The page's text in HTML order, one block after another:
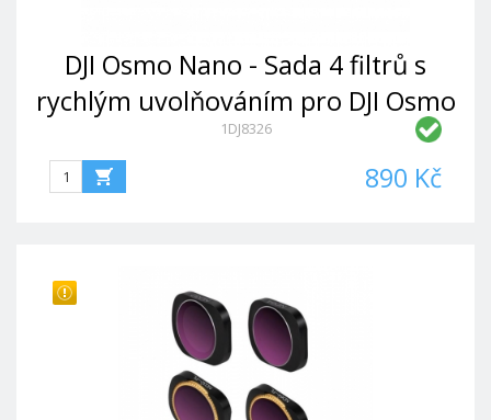
DJI Osmo Nano - Sada 4 filtrů s
rychlým uvolňováním pro DJI Osmo
Action 6 (ND8+16+32+64)
1DJ8326
890 Kč